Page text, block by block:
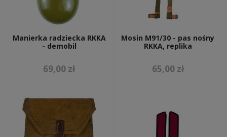
Manierka radziecka RKKA
- demobil
69,00 zł
Mosin M91/30 - pas nośny
RKKA, replika
65,00 zł